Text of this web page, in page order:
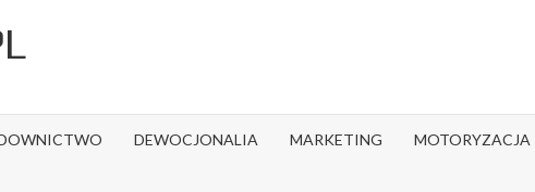
DEWOCJONALIA MARKETING MOTORYZACJA